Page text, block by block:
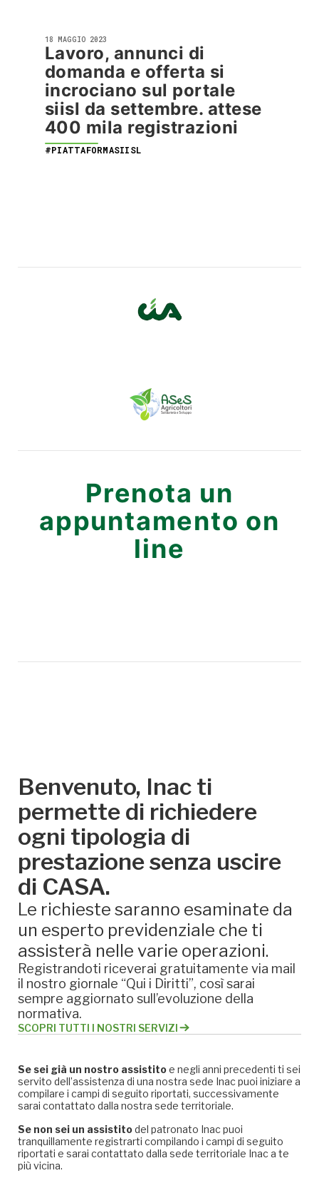
18 MAGGIO 2023
Lavoro, annunci di
domanda e offerta si
incrociano sul portale
siisl da settembre. attese
400 mila registrazioni
#PIATTAFORMASIISL
Prenota un
appuntamento on
line
Benvenuto, Inac ti
permette di richiedere
ogni tipologia di
prestazione senza uscire
di CASA.
Le richieste saranno esaminate da
un esperto previdenziale che ti
assisterà nelle varie operazioni.
Registrandoti riceverai gratuitamente via mail
il nostro giornale “Qui i Diritti”, così sarai
sempre aggiornato sull’evoluzione della
normativa.
SCOPRI TUTTI I NOSTRI SERVIZI
Se sei già un nostro assistitoe negli anni precedenti ti sei
servito dell’assistenza di una nostra sede Inac puoi iniziare a
compilare i campi di seguito riportati, successivamente
sarai contattato dalla nostra sede territoriale.
Se non sei un assistitodel patronato Inac puoi
tranquillamente registrarti compilando i campi di seguito
riportati e sarai contattato dalla sede territoriale Inac a te
più vicina.